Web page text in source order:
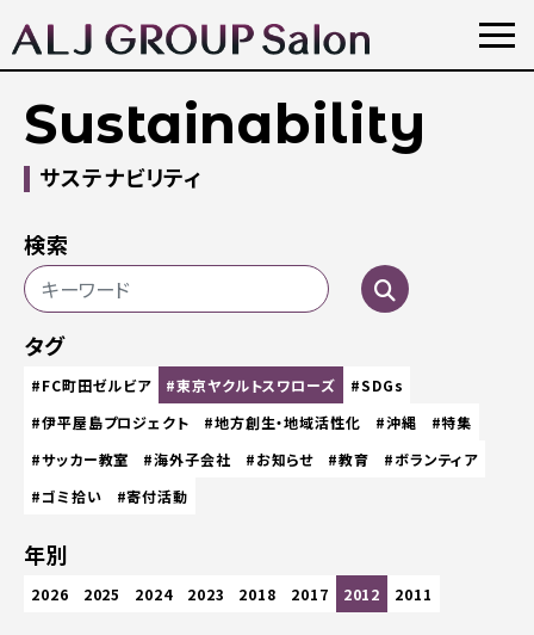
Sustainability
サステナビリティ
検索
タグ
#FC町田ゼルビア #東京ヤクルトスワローズ
#SDGs
#伊平屋島プロジェクト
#地方創生・地域活性化 #沖縄
#特集
#サッカー教室
#海外子会社 #お知らせ #教育
#ボランティア
#ゴミ拾い
#寄付活動
年別
2026 2025 2024 2023 2018 2017 2012 2011